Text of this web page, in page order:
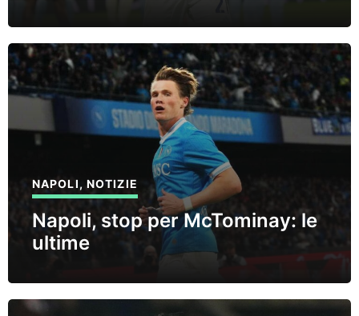
NAPOLI, NOTIZIE
Napoli, stop per McTominay: le
ultime